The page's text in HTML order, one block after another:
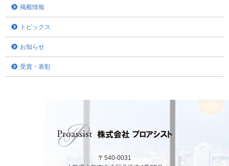
掲載情報
トピックス
お知らせ
受賞・表彰
〒540-0031